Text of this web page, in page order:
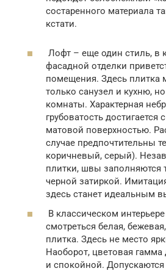
состаренного материала
кстати.
Лофт – еще один стиль, в
фасадной отделки
помещения. Здесь плитка
только санузел и кухню,
комнаты. Характерная
грубоватость
матовой поверхностью.
случае предпочтительны
коричневый, серый).
плитки, швы заполняются
черной затиркой.
здесь станет идеальным
В классическом
смотреться белая,
плитка. Здесь не место
Наоборот, цветовая
и спокойной.